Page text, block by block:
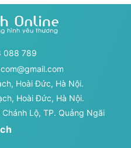
088 789
Hoài Đức, Hà Nội.
Hoài Đức, Hà Nội.
Lộ, TP. Quảng Ngãi